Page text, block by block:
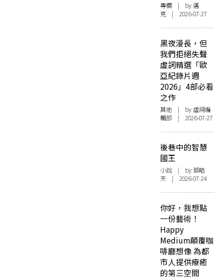
專欄 | by邁
克 | 2026-07-27
黑夜漫長，但
我們拒絕失聲
虛詞精選「歐
亞紀錄片週
2026」4部必看
之作
其他 | by 虛詞編
輯部 | 2026-07-27
後巷中的智慧
國王
小說 | by 鄧皓
天 | 2026-07-24
你好，我想點
一份藝術！
Happy
Medium顛覆咖
啡廳想像 為都
市人提供療癒
的第三空間